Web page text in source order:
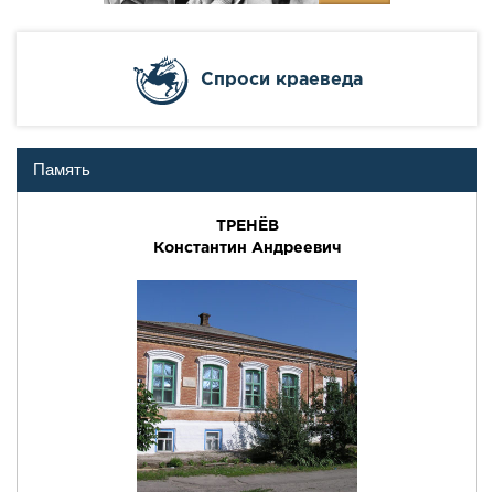
Cпроси краеведа
Память
ТРЕНЁВ
Константин Андреевич